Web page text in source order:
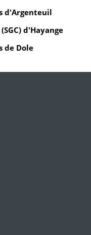
d'Argenteuil
d'Hayange
de Dole